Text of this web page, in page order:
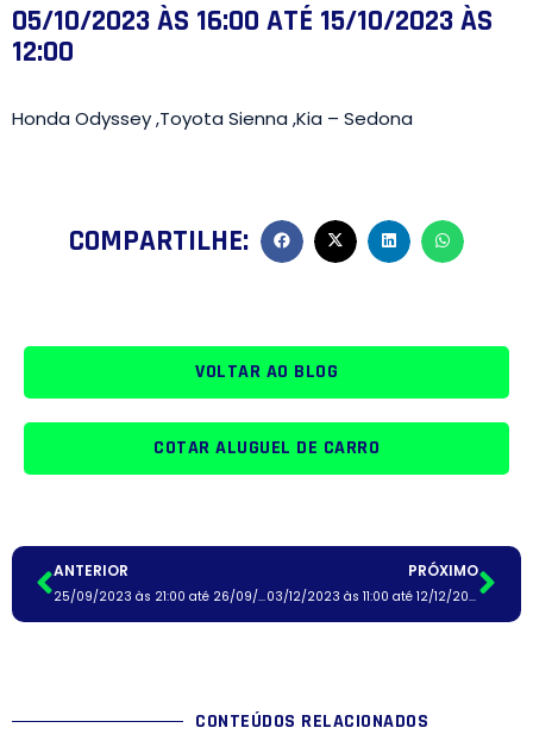
05/10/2023 ÀS 16:00 ATÉ 15/10/2023 ÀS
12:00
Honda Odyssey ,Toyota Sienna ,Kia – Sedona
COMPARTILHE:
VOLTAR AO BLOG
COTAR ALUGUEL DE CARRO
ANTERIOR
25/09/2023 às 21:00 até 26/09/2023 às 21:00
PRÓXIMO
03/12/2023 às 11:00 até 12/12/2023 às 11:00
CONTEÚDOS RELACIONADOS